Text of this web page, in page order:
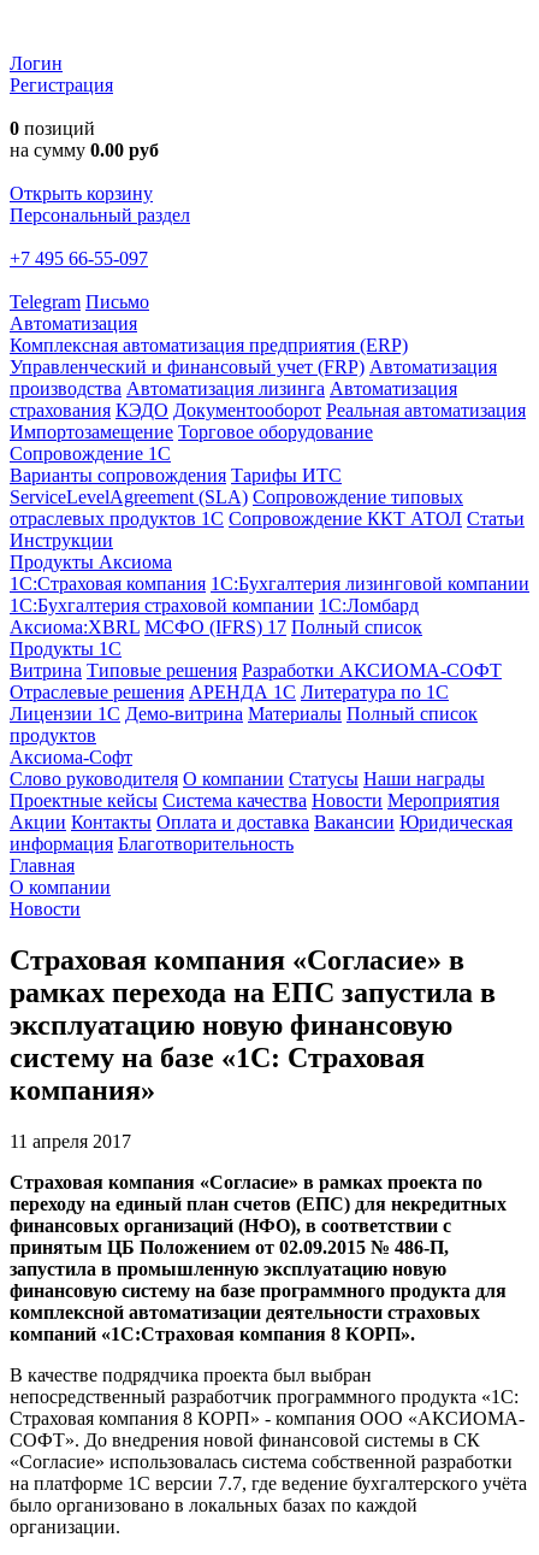
Логин
Регистрация
0 позиций
на сумму 0.00 руб
Открыть корзину
Персональный раздел
+7 495 66-55-097
Telegram Письмо
Автоматизация
Комплексная автоматизация предприятия (ERP)
Управленческий и финансовый учет (FRP) Автоматизация
производства Автоматизация лизинга Автоматизация
страхования КЭДО Документооборот Реальная автоматизация
Импортозамещение Торговое оборудование
Сопровождение 1С
Варианты сопровождения Тарифы ИТС
ServiceLevelAgreement (SLA) Сопровождение типовых
отраслевых продуктов 1С Сопровождение ККТ АТОЛ Статьи
Инструкции
Продукты Аксиома
1С:Страховая компания 1С:Бухгалтерия лизинговой компании
1С:Бухгалтерия страховой компании 1С:Ломбард
Аксиома:XBRL МСФО (IFRS) 17 Полный список
Продукты 1С
Витрина Типовые решения Разработки АКСИОМА-СОФТ
Отраслевые решения АРЕНДА 1С Литература по 1С
Лицензии 1C Демо-витрина Материалы Полный список
продуктов
Аксиома-Софт
Слово руководителя О компании Статусы Наши награды
Проектные кейсы Система качества Новости Мероприятия
Акции Контакты Оплата и доставка Вакансии Юридическая
информация Благотворительность
Главная
О компании
Новости
Страховая компания «Согласие» в
рамках перехода на ЕПС запустила в
эксплуатацию новую финансовую
систему на базе «1С: Страховая
компания»
11 апреля 2017
Страховая компания «Согласие» в рамках проекта по
переходу на единый план счетов (ЕПС) для некредитных
финансовых организаций (НФО), в соответствии с
принятым ЦБ Положением от 02.09.2015 № 486-П,
запустила в промышленную эксплуатацию новую
финансовую систему на базе программного продукта для
комплексной автоматизации деятельности страховых
компаний «1С:Страховая компания 8 КОРП».
В качестве подрядчика проекта был выбран
непосредственный разработчик программного продукта «1С:
Страховая компания 8 КОРП» - компания ООО «АКСИОМА-
СОФТ». До внедрения новой финансовой системы в СК
«Согласие» использовалась система собственной разработки
на платформе 1С версии 7.7, где ведение бухгалтерского учёта
было организовано в локальных базах по каждой
организации.